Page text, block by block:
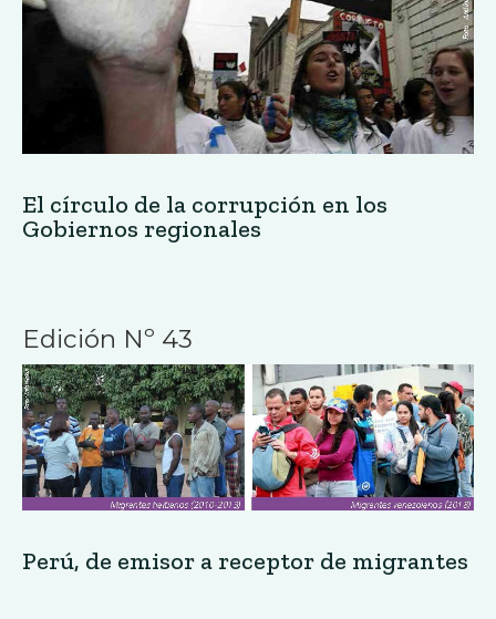
El círculo de la corrupción en los
Gobiernos regionales
Edición Nº 43
Perú, de emisor a receptor de migrantes